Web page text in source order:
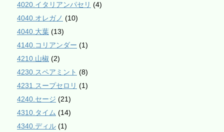
4020.イタリアンパセリ (4)
4040.オレガノ (10)
4040.大葉 (13)
4140.コリアンダー (1)
4210.山椒 (2)
4230.スペアミント (8)
4231.スープセロリ (1)
4240.セージ (21)
4310.タイム (14)
4340.ディル (1)